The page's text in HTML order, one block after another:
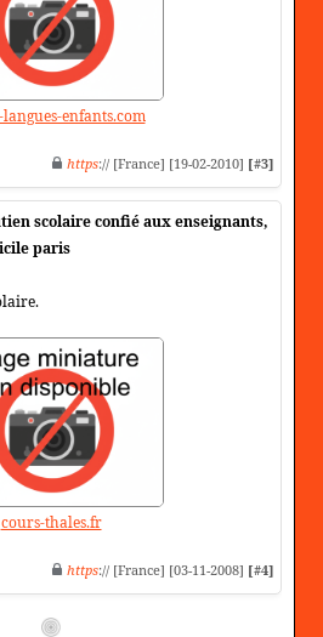
enfants.com
https:// [France] [19-02-2010] [#3]
scolaire confié aux enseignants,
paris
cours-thales.fr
https:// [France] [03-11-2008] [#4]